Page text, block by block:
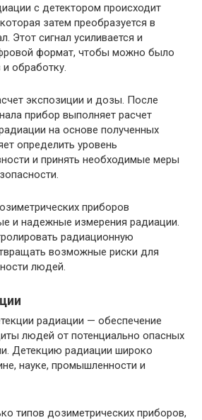
с детектором происходит
затем преобразуется в
Этот сигнал усиливается и
формат, чтобы можно было
обработку.
экспозиции и дозы. После
прибор выполняет расчет
на основе полученных
определить уровень
и принять необходимые меры
приборов
и надежные измерения радиации.
радиационную
возможные риски для
людей.
радиации — обеспечение
людей от потенциально опасных
Детекцию радиации широко
науке, промышленности и
типов дозиметрических приборов,